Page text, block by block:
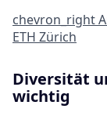
chevron_right
ETH Zürich
Diversität
wichtig